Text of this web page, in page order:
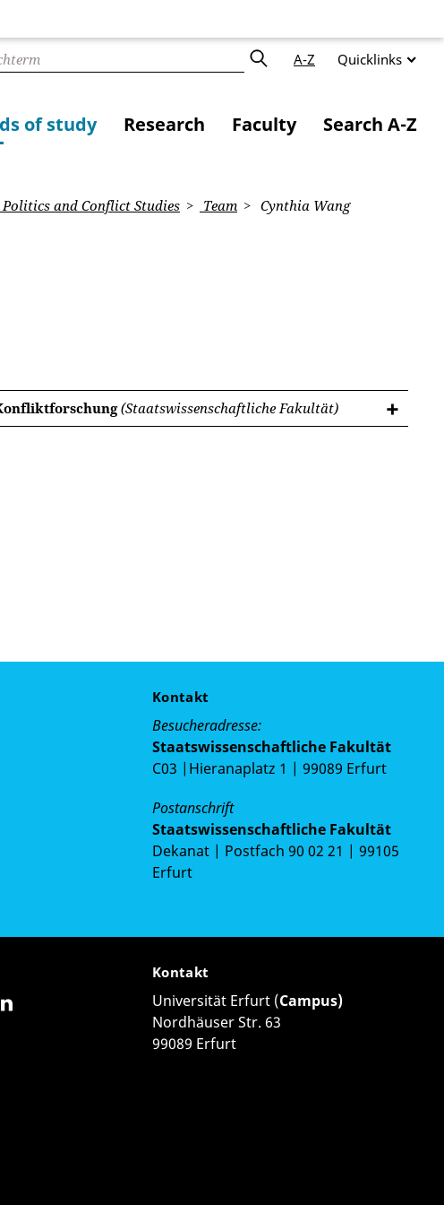
A-Z Quicklinks
of study Research Faculty Search A-Z
and Conflict Studies Team Cynthia Wang
(Staatswissenschaftliche Fakultät)
Kontakt
Besucheradresse:
Staatswissenschaftliche Fakultät
C03 |Hieranaplatz 1 | 99089 Erfurt
Postanschrift
Staatswissenschaftliche Fakultät
Dekanat | Postfach 90 02 21 | 99105
Erfurt
Kontakt
Universität Erfurt (Campus)
Nordhäuser Str. 63
99089 Erfurt